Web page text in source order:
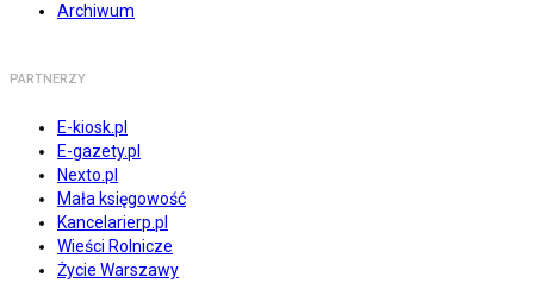
Archiwum
PARTNERZY
E-kiosk.pl
E-gazety.pl
Nexto.pl
Mała księgowość
Kancelarierp.pl
Wieści Rolnicze
Życie Warszawy